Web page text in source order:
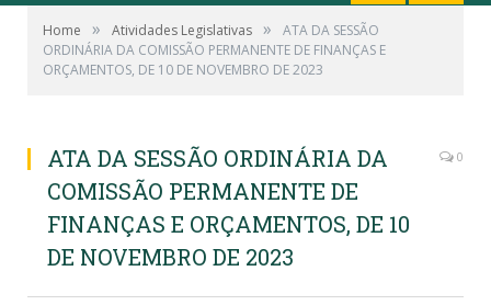
Home » Atividades Legislativas »
ATA DA SESSÃO
ORDINÁRIA DA COMISSÃO PERMANENTE DE FINANÇAS E
ORÇAMENTOS, DE 10 DE NOVEMBRO DE 2023
ATA DA SESSÃO ORDINÁRIA DA
COMISSÃO PERMANENTE DE
FINANÇAS E ORÇAMENTOS, DE 10
DE NOVEMBRO DE 2023
0